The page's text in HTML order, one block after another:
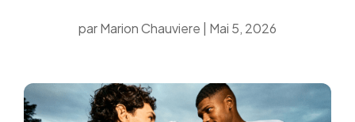
parMarion Chauviere Mai 5, 2026